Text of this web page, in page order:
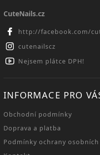
CuteNails.cz
http://facebook.com/
cutenailscz
Nejsem plátce DPH!
INFORMACE PRO
Obchodní podmínky
Doprava a platba
Podmínky ochrany